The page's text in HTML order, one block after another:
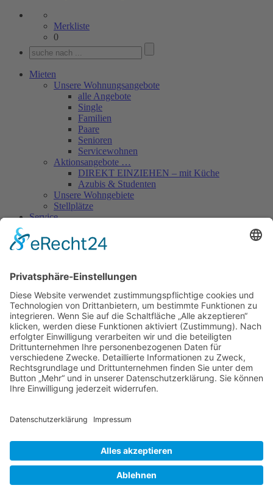
Merkliste
0
Mieten
Unsere Wohnungsangebote
alle Angebote
Single
Familien
Paare
Senioren
Servicewohnen
Aktionsangebote …
DIREKT EINZIEHEN – mit Küche
Azubis & Studenten
Unsere Wohngebiete
Stellplätze
Service
Seniorenbetreuung
Downloads
Unternehmen
Über uns
Unsere Partner
Kontakt
Ansprechpartner
wichtige Rufnummern
Reparaturmeldung online
INDEX
Schwarzenberger Wohnungsgesellschaft mbH
Grünhainer Straße 32c
Kontakt
info@swg-schwarzenberg.de
© 2026 · Schwarzenberger Wohnungsgesellschaft mbH